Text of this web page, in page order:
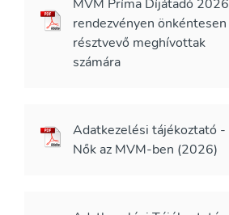
MVM Príma Díjátadó 2026
rendezvényen önkéntesen
résztvevő meghívottak
számára
Adatkezelési tájékoztató -
Nők az MVM-ben (2026)